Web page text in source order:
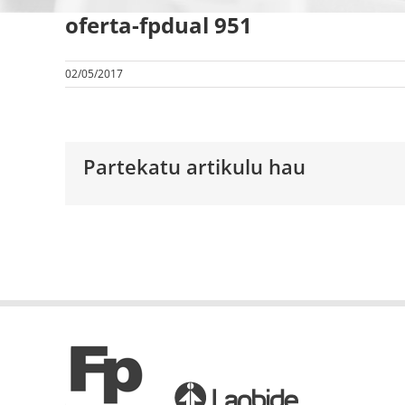
oferta-fpdual 951
02/05/2017
Partekatu artikulu hau